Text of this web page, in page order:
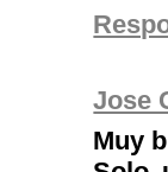
Jose
Muy